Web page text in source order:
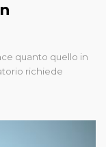
quanto quello in
richiede